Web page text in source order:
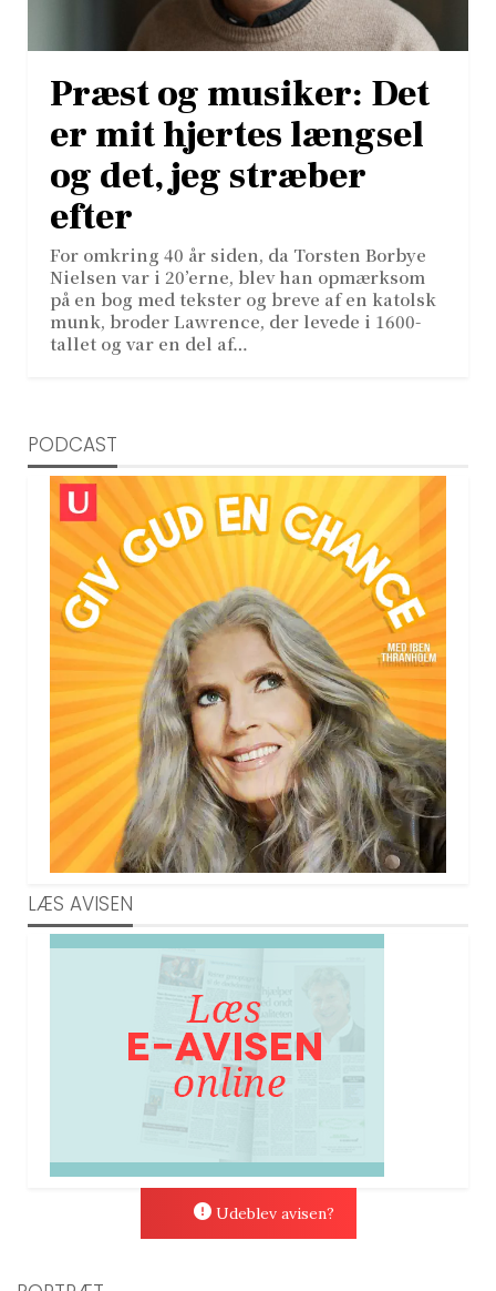
Præst og musiker: Det
er mit hjertes længsel
og det, jeg stræber
efter
For omkring 40 år siden, da Torsten Borbye
Nielsen var i 20’erne, blev han opmærksom
på en bog med tekster og breve af en katolsk
munk, broder Lawrence, der levede i 1600-
tallet og var en del af…
PODCAST
LÆS AVISEN
Udeblev avisen?